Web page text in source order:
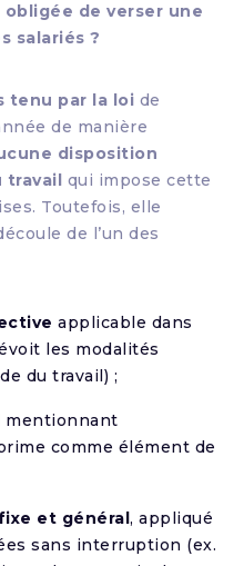
de verser une
salariés ?
tenu par la loi de
de manière
disposition
travail qui impose cette
Toutefois, elle
de l’un des
applicable dans
les modalités
du travail) ;
mentionnant
comme élément de
et général, appliqué
sans interruption (ex.